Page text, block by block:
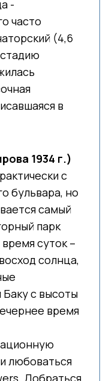
-
часто
(4,6
в
1934 г.)
с
бульвара, но
самый
парк
суток –
солнца,
с высоты
время
любоваться
Добраться